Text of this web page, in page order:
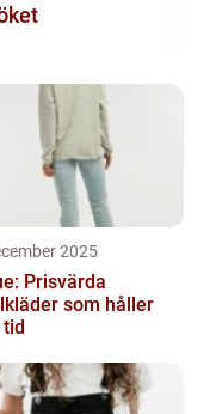
2025
Prisvärda
som håller